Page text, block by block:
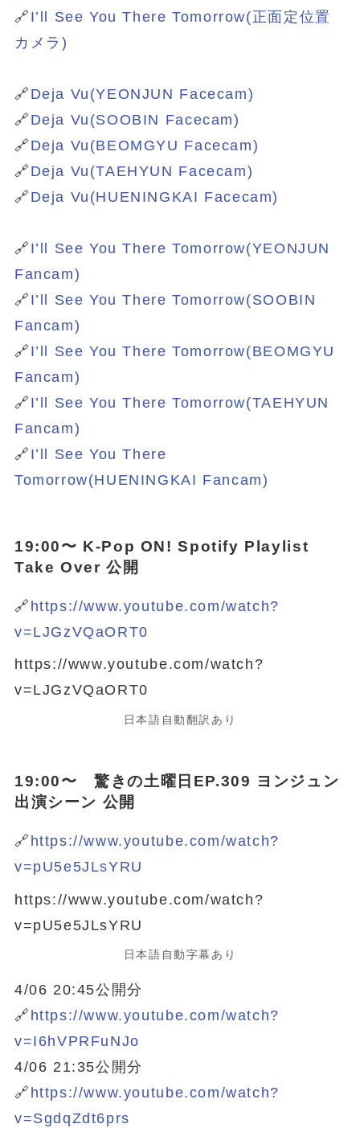
🔗 I’ll See You There Tomorrow(正面定位置
カメラ)
🔗 Deja Vu(YEONJUN Facecam)
🔗 Deja Vu(SOOBIN Facecam)
🔗 Deja Vu(BEOMGYU Facecam)
🔗 Deja Vu(TAEHYUN Facecam)
🔗 Deja Vu(HUENINGKAI Facecam)
🔗 I’ll See You There Tomorrow(YEONJUN
Fancam)
🔗 I’ll See You There Tomorrow(SOOBIN
Fancam)
🔗 I’ll See You There Tomorrow(BEOMGYU
Fancam)
🔗 I’ll See You There Tomorrow(TAEHYUN
Fancam)
🔗 I’ll See You There
Tomorrow(HUENINGKAI Fancam)
19:00〜 K-Pop ON! Spotify Playlist
Take Over 公開
🔗 https://www.youtube.com/watch?
v=LJGzVQaORT0
https://www.youtube.com/watch?
v=LJGzVQaORT0
日本語自動翻訳あり
19:00〜 驚きの土曜日EP.309 ヨンジュン
出演シーン 公開
🔗 https://www.youtube.com/watch?
v=pU5e5JLsYRU
https://www.youtube.com/watch?
v=pU5e5JLsYRU
日本語自動字幕あり
4/06 20:45公開分
🔗 https://www.youtube.com/watch?
v=I6hVPRFuNJo
4/06 21:35公開分
🔗 https://www.youtube.com/watch?
v=SgdqZdt6prs